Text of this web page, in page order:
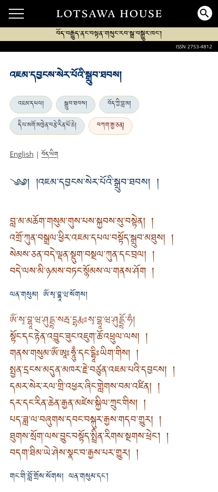
བོད་བརྒྱུད་ནང་བསྟན་གསུང་རབ་སྒྲ་བསྒྱུར་ཁང་།
ISSN 2753-4812
འཇམ་དབྱངས་སེར་པོའི་སྒྲུབ་ཐབས།
འཇམ་དཔལ། སྒྲུབ་ཐབས།
བོད་ཀྱི་བླ་མ།
དིལ་མགོ་མཁྱེན་བརྩེ་རིན་པོ་ཆེ།
བཀག་རྒྱ་ཅན།
English | བོད་ཡིག
༄༅། །འཇམ་དབྱངས་སེར་པོའི་སྒྲུབ་ཐབས། །
བླ་མ་མཆོག་གསུམ་གུས་པས་སྐྱབས་སུ་བསྟེན། །
འགྲོ་ཀུན་བསྒྲལ་ཕྱིར་འཇམ་དཔལ་བསྟོད་སྒྲུབ་མཐུས། །
སེམས་ཅན་བདེ་ལྡན་སྡུག་བསྔལ་ཀུན་དང་བྲལ། །
བདེ་ལས་མི་ཉམས་བཏང་སྙོམས་ལ་གནས་ཤོག །
ལན་གསུམ། ཨོཾ་སྭ་བྷཱ་ཝ་སོགས།
ཨོཾ་སྭ་བྷཱ་ཝ་ཤུདྡྷ་སརྦ་དྷརྨཿསྭ་བྷཱ་ཝ་ཤུདྡྷོ་ཧཾ།
སྟོང་དང་རྟེན་འབྱུང་ཟུང་འཇུག་ཆོ་འཕྲུལ་ལས། །
གནས་གསུམ་ཨོཾ་ཨཱཿཧཱུྃ་དང་དྷཱིཿཡིག་གིས། །
སྤྱན་དྲངས་མདུན་མཁར་རྗེ་བཙུན་འཇམ་པའི་དབྱངས། །
དམར་སེར་རལ་གྲི་འཕྱར་ཞིང་གླེགས་བམ་འཛིན། །
དར་དང་རིན་ཆེན་རྒྱན་མཛེས་སྐྱིལ་ཀྲུང་གིས། །
པད་ཟླ་ལ་བཞུགས་དབང་བསྐུར་རྒྱས་གདབ་གྱུར། །
ཐུགས་སྲོག་ལས་བྱུང་བསྟོད་སྤྲིན་རིགས་སྔགས་ཕྲེང་། །
བདག་ཐིམ་ཡེ་ཤེས་སྣང་བ་རྒྱས་པར་གྱུར། །
གང་གི་བློ་གྲོས་སོགས། ལན་གསུམ་དང་།